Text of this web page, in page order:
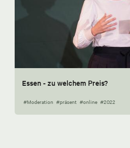
Essen - zu welchem Preis?
#Moderation #präsent #online #2022